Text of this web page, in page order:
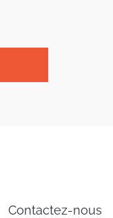
Contactez-nous